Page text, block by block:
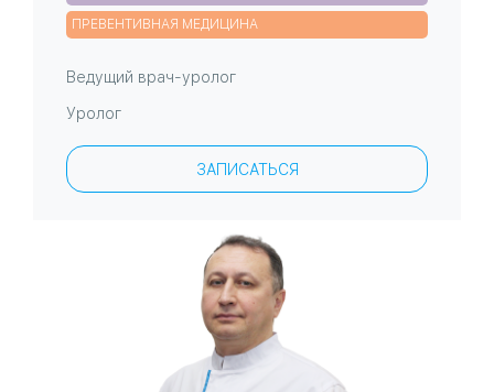
ПРЕВЕНТИВНАЯ МЕДИЦИНА
Ведущий врач-уролог
Уролог
ЗАПИСАТЬСЯ